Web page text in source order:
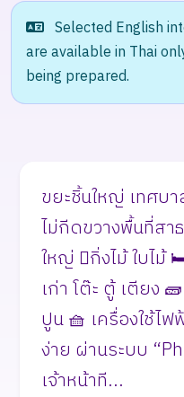
Selected English
are available in Thai
being prepared.
ขยะชิ้นใหญ่ เทศบ
ไม่กีดขวางพื้นที่สา
ใหญ่ 🪾กิ่งไม้ ใบไม้
เก่า โต๊ะ ตู้ เตียง
ปูน 🧺 เครื่องใช้ไ
ง่าย ผ่านระบบ
เจ้าหน้าที...